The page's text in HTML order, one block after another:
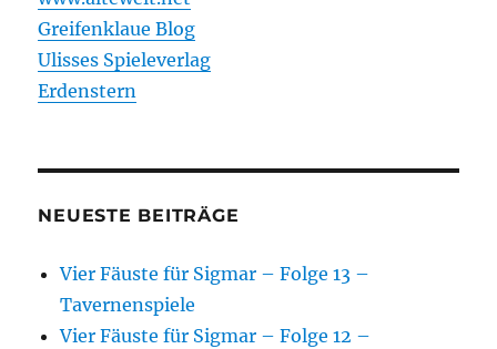
Greifenklaue Blog
Ulisses Spieleverlag
Erdenstern
NEUESTE BEITRÄGE
Vier Fäuste für Sigmar – Folge 13 –
Tavernenspiele
Vier Fäuste für Sigmar – Folge 12 –